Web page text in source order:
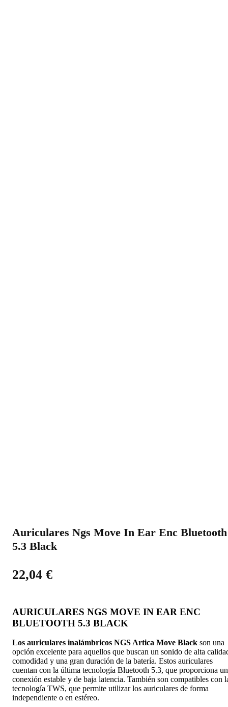
Auriculares Ngs Move In Ear Enc Bluetooth
5.3 Black
22,04 €
AURICULARES NGS MOVE IN EAR ENC
BLUETOOTH 5.3 BLACK
Los auriculares inalámbricos NGS Artica Move Black son una
opción excelente para aquellos que buscan un sonido de alta
comodidad y una gran duración de la batería. Estos auriculares
cuentan con la última tecnología Bluetooth 5.3, que proporciona
conexión estable y de baja latencia. También son compatibles con
tecnología TWS, que permite utilizar los auriculares de forma
independiente o en estéreo.